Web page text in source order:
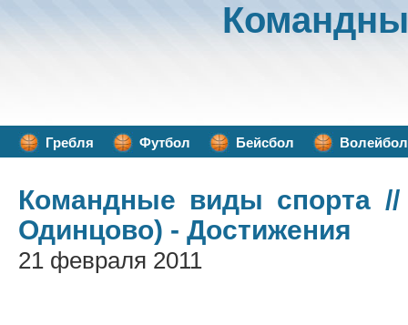
Гребля Футбол Бейсбол Волейбол
Командные виды спорта //
Одинцово) - Достижения
21 февраля 2011